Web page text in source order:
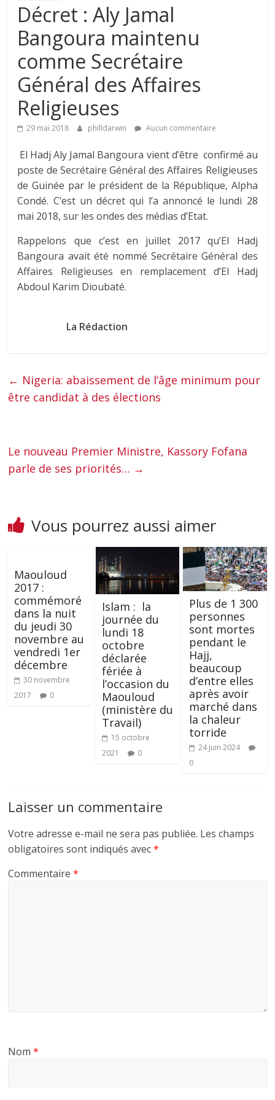
Décret : Aly Jamal
Bangoura maintenu
comme Secrétaire
Général des Affaires
Religieuses
29 mai 2018 philldarwin Aucun commentaire
El Hadj Aly Jamal Bangoura vient d’être confirmé au
poste de Secrétaire Général des Affaires Religieuses
de Guinée par le président de la République, Alpha
Condé. C’est un décret qui l’a annoncé le lundi 28
mai 2018, sur les ondes des médias d’Etat.
Rappelons que c’est en juillet 2017 qu’El Hadj
Bangoura avait été nommé Secrétaire Général des
Affaires Religieuses en remplacement d’El Hadj
Abdoul Karim Dioubaté.
La Rédaction
← Nigeria: abaissement de l’âge minimum pour
être candidat à des élections
Le nouveau Premier Ministre, Kassory Fofana
parle de ses priorités… →
Vous pourrez aussi aimer
Maouloud
2017 :
commémoré
dans la nuit
du jeudi 30
novembre au
vendredi 1er
décembre
30 novembre
2017
0
Islam : la
journée du
lundi 18
octobre
déclarée
fériée à
l’occasion du
Maouloud
(ministère du
Travail)
15 octobre
2021
0
Plus de 1 300
personnes
sont mortes
pendant le
Hajj,
beaucoup
d’entre elles
après avoir
marché dans
la chaleur
torride
24 juin 2024
0
Laisser un commentaire
Votre adresse e-mail ne sera pas publiée. Les champs
obligatoires sont indiqués avec*
Commentaire*
Nom*